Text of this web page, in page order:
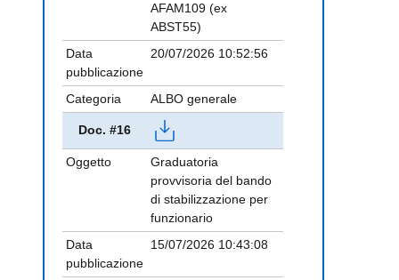
AFAM109 (ex
ABST55)
Data
pubblicazione
20/07/2026 10:52:56
Categoria ALBO generale
Doc. #16
Oggetto
Graduatoria
provvisoria del bando
di stabilizzazione per
funzionario
Data
pubblicazione
15/07/2026 10:43:08